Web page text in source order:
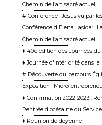
Chemin de l’art sacré actuel....
# Conférence "Jésus vu par
Conférence d'Elena Lasida:
Chemin de l’art sacré actuel....
♦ 40e édition des Journées
♦ Journée d'intériorité dans la
# Découverte du parcours
Exposition "Micro-
♦ Confirmation 2022-2023 :
Rentrée diocésaine du
♦ Réunion de doyenné